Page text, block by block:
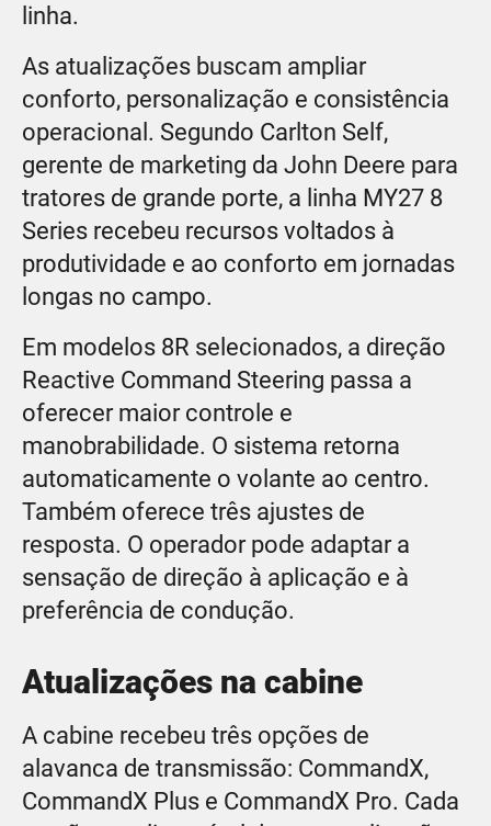
linha.
As atualizações buscam ampliar
conforto, personalização e consistência
operacional. Segundo Carlton Self,
gerente de marketing da John Deere para
tratores de grande porte, a linha MY27 8
Series recebeu recursos voltados à
produtividade e ao conforto em jornadas
longas no campo.
Em modelos 8R selecionados, a direção
Reactive Command Steering passa a
oferecer maior controle e
manobrabilidade. O sistema retorna
automaticamente o volante ao centro.
Também oferece três ajustes de
resposta. O operador pode adaptar a
sensação de direção à aplicação e à
preferência de condução.
Atualizações na cabine
A cabine recebeu três opções de
alavanca de transmissão: CommandX,
CommandX Plus e CommandX Pro. Cada